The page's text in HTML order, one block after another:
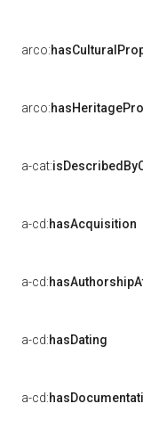
arco:
arco:
a-cat:
a-cd:hasAcquisition
a-cd:
a-cd:hasDating
a-cd: